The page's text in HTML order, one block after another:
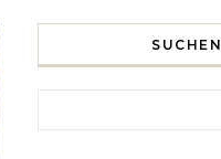
SUCHEN